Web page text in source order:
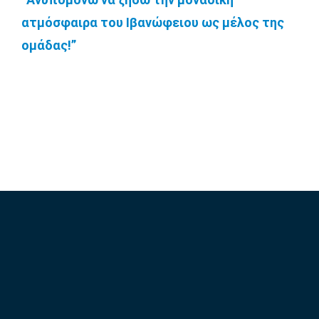
ατμόσφαιρα του Ιβανώφειου ως μέλος της
ομάδας!”